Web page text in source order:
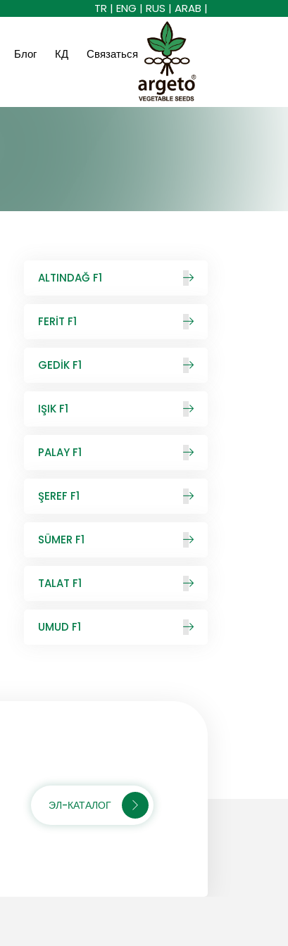
TR | ENG | RUS | ARAB |
Блог КД Связаться
ALTINDAĞ F1
FERİT F1
GEDİK F1
IŞIK F1
PALAY F1
ŞEREF F1
SÜMER F1
TALAT F1
UMUD F1
ЭЛ-КАТАЛОГ